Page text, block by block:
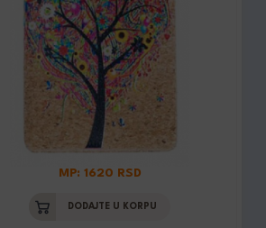
MP: 1620 RSD
DODAJTE U KORPU